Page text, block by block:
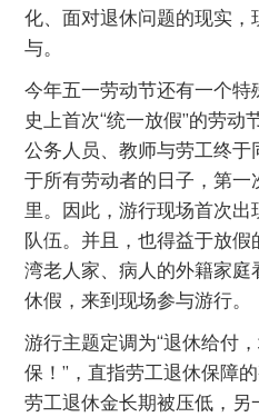
化、面对退休问题的现实
与。
今年五一劳动节还有一个
史上首次“统一放假”的劳动
公务人员、教师与劳工终
于所有劳动者的日子，第
里。因此，游行现场首次
队伍。并且，也得益于放
湾老人家、病人的外籍家
休假，来到现场参与游行。
游行主题定调为“退休给付
保！”，直指劳工退休保障
劳工退休金长期被压低，